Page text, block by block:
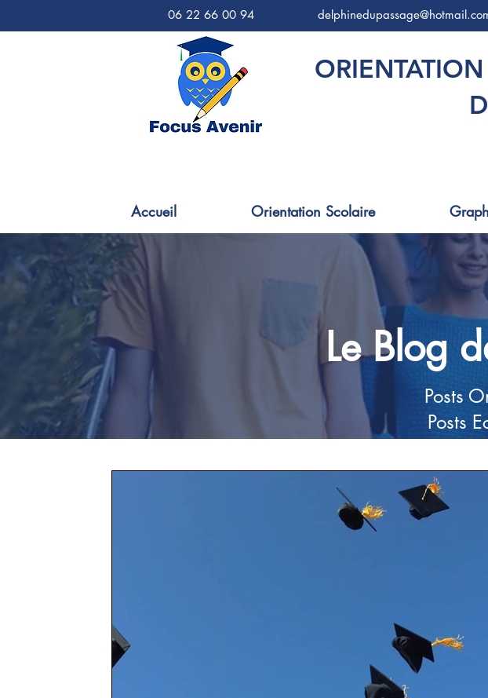
06 22 66 00 94
Accueil Orientation Scolaire
Le Blog
Posts
Posts